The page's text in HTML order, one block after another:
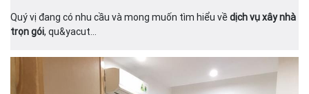
Quý vị đang có nhu cầu và mong muốn tìm hiểu vềdịch vụ xây nhà
trọn gói, qu&yacut...